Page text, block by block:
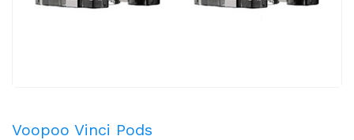
Voopoo Vinci Pods